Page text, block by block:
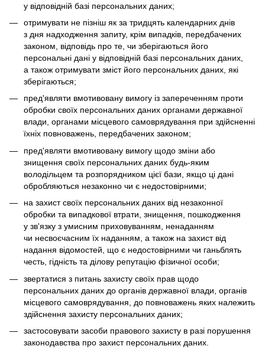
у відповідній базі персональних даних;
отримувати не пізніш як за тридцять календарних днів
з дня надходження запиту, крім випадків, передбачених
законом, відповідь про те, чи зберігаються його
персональні дані у відповідній базі персональних даних,
а також отримувати зміст його персональних даних, які
зберігаються;
пред'являти вмотивовану вимогу із запереченням проти
обробки своїх персональних даних органами державної
влади, органами місцевого самоврядування при здійсненні
їхніх повноважень, передбачених законом;
пред'являти вмотивовану вимогу щодо зміни або
знищення своїх персональних даних будь-яким
володільцем та розпорядником цієї бази, якщо ці дані
обробляються незаконно чи є недостовірними;
на захист своїх персональних даних від незаконної
обробки та випадкової втрати, знищення, пошкодження
у зв'язку з умисним приховуванням, ненаданням
чи несвоєчасним їх наданням, а також на захист від
надання відомостей, що є недостовірними чи ганьблять
честь, гідність та ділову репутацію фізичної особи;
звертатися з питань захисту своїх прав щодо
персональних даних до органів державної влади, органів
місцевого самоврядування, до повноважень яких належить
здійснення захисту персональних даних;
застосовувати засоби правового захисту в разі порушення
законодавства про захист персональних даних.